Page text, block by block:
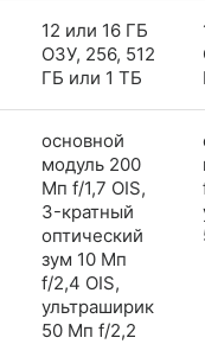
12 или 16 ГБ
ОЗУ, 256, 512
ГБ или 1 ТБ
основной
модуль 200
Мп f/1,7 OIS,
3-кратный
оптический
зум 10 Мп
f/2,4 OIS,
ультраширик
50 Мп f/2,2